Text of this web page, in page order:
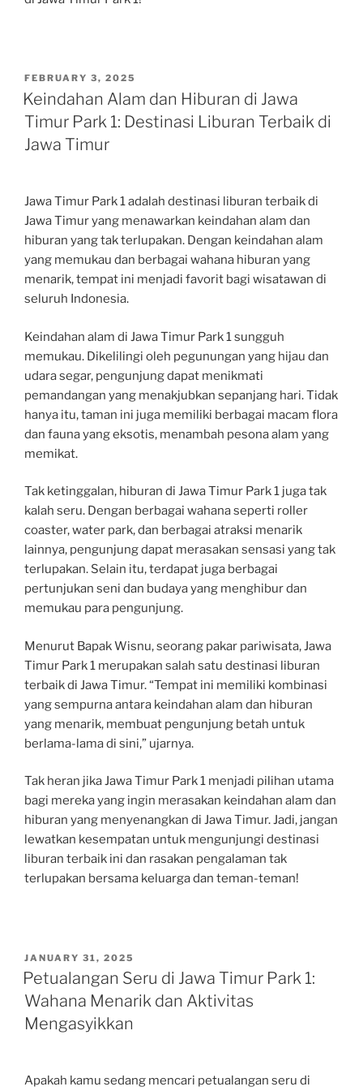
POSTED
ON
FEBRUARY 3, 2025
Keindahan Alam dan Hiburan di Jawa
Timur Park 1: Destinasi Liburan Terbaik di
Jawa Timur
Jawa Timur Park 1 adalah destinasi liburan terbaik di
Jawa Timur yang menawarkan keindahan alam dan
hiburan yang tak terlupakan. Dengan keindahan alam
yang memukau dan berbagai wahana hiburan yang
menarik, tempat ini menjadi favorit bagi wisatawan di
seluruh Indonesia.
Keindahan alam di Jawa Timur Park 1 sungguh
memukau. Dikelilingi oleh pegunungan yang hijau dan
udara segar, pengunjung dapat menikmati
pemandangan yang menakjubkan sepanjang hari. Tidak
hanya itu, taman ini juga memiliki berbagai macam flora
dan fauna yang eksotis, menambah pesona alam yang
memikat.
Tak ketinggalan, hiburan di Jawa Timur Park 1 juga tak
kalah seru. Dengan berbagai wahana seperti roller
coaster, water park, dan berbagai atraksi menarik
lainnya, pengunjung dapat merasakan sensasi yang tak
terlupakan. Selain itu, terdapat juga berbagai
pertunjukan seni dan budaya yang menghibur dan
memukau para pengunjung.
Menurut Bapak Wisnu, seorang pakar pariwisata, Jawa
Timur Park 1 merupakan salah satu destinasi liburan
terbaik di Jawa Timur. “Tempat ini memiliki kombinasi
yang sempurna antara keindahan alam dan hiburan
yang menarik, membuat pengunjung betah untuk
berlama-lama di sini,” ujarnya.
Tak heran jika Jawa Timur Park 1 menjadi pilihan utama
bagi mereka yang ingin merasakan keindahan alam dan
hiburan yang menyenangkan di Jawa Timur. Jadi, jangan
lewatkan kesempatan untuk mengunjungi destinasi
liburan terbaik ini dan rasakan pengalaman tak
terlupakan bersama keluarga dan teman-teman!
POSTED
ON
JANUARY 31, 2025
Petualangan Seru di Jawa Timur Park 1:
Wahana Menarik dan Aktivitas
Mengasyikkan
Apakah kamu sedang mencari petualangan seru di